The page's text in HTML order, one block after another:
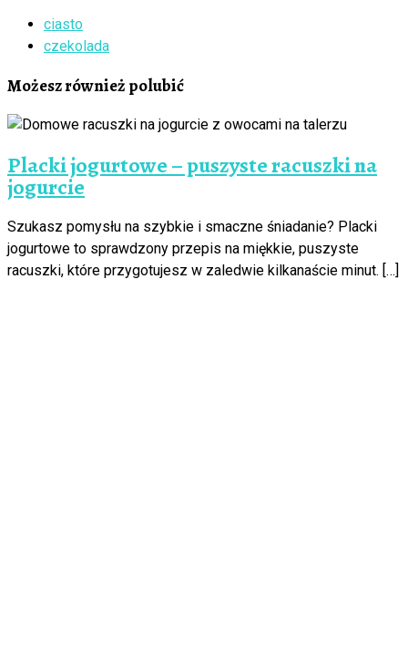
ciasto
czekolada
Możesz również polubić
Placki jogurtowe – puszyste racuszki na
jogurcie
Szukasz pomysłu na szybkie i smaczne śniadanie? Placki
jogurtowe to sprawdzony przepis na miękkie, puszyste
racuszki, które przygotujesz w zaledwie kilkanaście minut. […]